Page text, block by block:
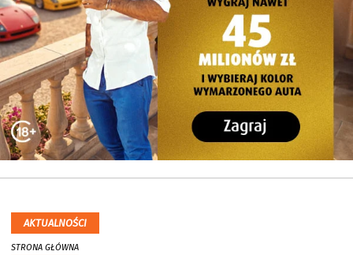
AKTUALNOŚCI
STRONA GŁÓWNA